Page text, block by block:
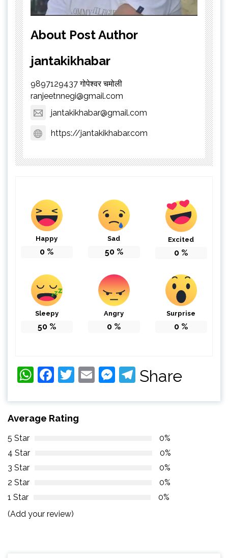
About Post Author
jantakikhabar
9897129437 गोपेश्वर चमोली
ranjeetnnegi@gmail.com
jantakikhabar@gmail.com
https://jantakikhabar.com
Happy
0 %
Sad
50%
Excited
0 %
Sleepy
50%
Angry
0 %
Surprise
0 %
WhatsApp
Facebook
Twitter
EmailMessenger
Telegram
Share
Average Rating
5 Star
0%
4 Star
0%
3 Star
0%
2 Star
0%
1 Star
0%
(Add your review)